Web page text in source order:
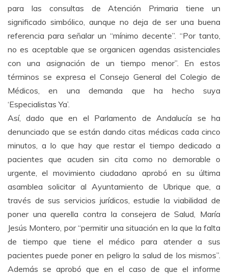
para las consultas de Atención Primaria tiene un
significado simbólico, aunque no deja de ser una buena
referencia para señalar un “mínimo decente”. “Por tanto,
no es aceptable que se organicen agendas asistenciales
con una asignación de un tiempo menor”. En estos
términos se expresa el Consejo General del Colegio de
Médicos, en una demanda que ha hecho suya
‘Especialistas Ya’.
Así, dado que en el Parlamento de Andalucía se ha
denunciado que se están dando citas médicas cada cinco
minutos, a lo que hay que restar el tiempo dedicado a
pacientes que acuden sin cita como no demorable o
urgente, el movimiento ciudadano aprobó en su última
asamblea solicitar al Ayuntamiento de Ubrique que, a
través de sus servicios jurídicos, estudie la viabilidad de
poner una querella contra la consejera de Salud, María
Jesús Montero, por “permitir una situación en la que la falta
de tiempo que tiene el médico para atender a sus
pacientes puede poner en peligro la salud de los mismos”.
Además se aprobó que en el caso de que el informe